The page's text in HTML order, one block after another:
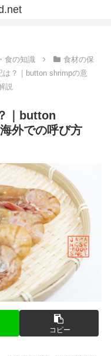
食の知識
食材の保
？｜button shrimpの意
説
｜button
外での呼び方
コピー